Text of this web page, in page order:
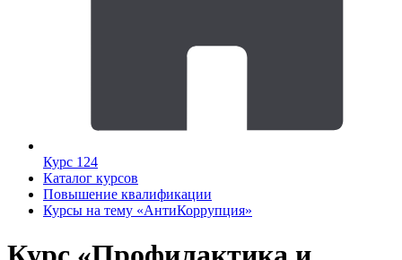
Курс 124
Каталог курсов
Повышение квалификации
Курсы на тему «АнтиКоррупция»